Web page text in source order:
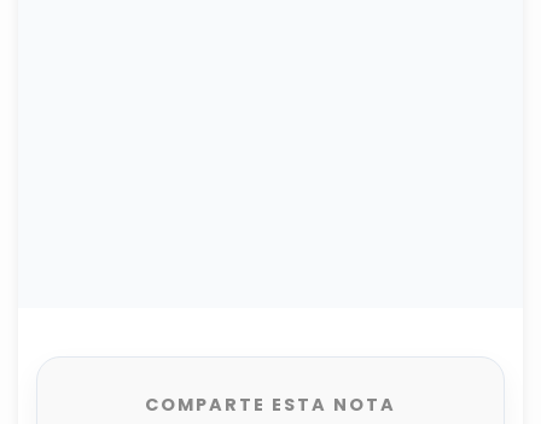
COMPARTE ESTA NOTA